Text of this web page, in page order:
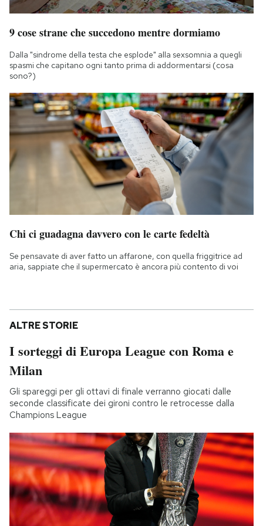
9 cose strane che succedono mentre dormiamo
Dalla "sindrome della testa che esplode" alla sexsomnia a quegli
spasmi che capitano ogni tanto prima di addormentarsi (cosa
sono?)
Chi ci guadagna davvero con le carte fedeltà
Se pensavate di aver fatto un affarone, con quella friggitrice ad
aria, sappiate che il supermercato è ancora più contento di voi
ALTRE STORIE
I sorteggi di Europa League con Roma e
Milan
Gli spareggi per gli ottavi di finale verranno giocati dalle
seconde classificate dei gironi contro le retrocesse dalla
Champions League